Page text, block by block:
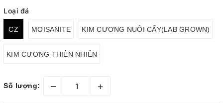
Loại đá
CZ MOISANITE KIM CƯƠNG NUÔI CẤY(LAB GROWN)
KIM CƯƠNG THIÊN NHIÊN
Số lượng: – +